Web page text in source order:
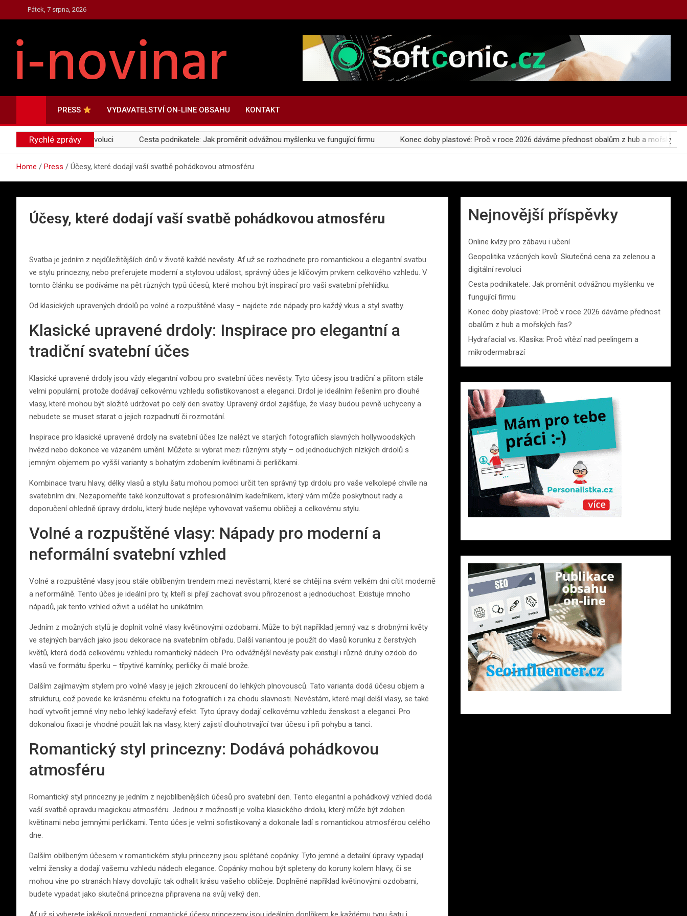
to
Pátek, 7 srpna, 2026
PRESS.I-NOVINAR.CZ
PRESS VYDAVATELSTVÍ ON-LINE OBSAHU KONTAKT
Rychlé zprávy
zelenou a digitální revoluci Cesta podnikatele: Jak proměnit odvážnou myšlenku ve fungující firmu Konec doby plastové: Proč v roce 2026 dáváme přednost obalům z hub a mořských řas?
Home Press Účesy, které dodají vaší svatbě pohádkovou atmosféru
Účesy, které dodají vaší svatbě pohádkovou atmosféru
Svatba je jedním z nejdůležitějších dnů v životě každé nevěsty. Ať už se rozhodnete pro romantickou a elegantní svatbu
ve stylu princezny, nebo preferujete moderní a stylovou událost, správný účes je klíčovým prvkem celkového vzhledu. V
tomto článku se podíváme na pět různých typů účesů, které mohou být inspirací pro vaši svatební přehlídku.
Od klasických upravených drdolů po volné a rozpuštěné vlasy – najdete zde nápady pro každý vkus a styl svatby.
Klasické upravené drdoly: Inspirace pro elegantní a
tradiční svatební účes
Klasické upravené drdoly jsou vždy elegantní volbou pro svatební účes nevěsty. Tyto účesy jsou tradiční a přitom stále
velmi populární, protože dodávají celkovému vzhledu sofistikovanost a eleganci. Drdol je ideálním řešením pro dlouhé
vlasy, které mohou být složité udržovat po celý den svatby. Upravený drdol zajišťuje, že vlasy budou pevně uchyceny a
nebudete se muset starat o jejich rozpadnutí či rozmotání.
Inspirace pro klasické upravené drdoly na svatební účes lze nalézt ve starých fotografiích slavných hollywoodských
hvězd nebo dokonce ve vázaném umění. Můžete si vybrat mezi různými styly – od jednoduchých nízkých drdolů s
jemným objemem po vyšší varianty s bohatým zdobením květinami či perličkami.
Kombinace tvaru hlavy, délky vlasů a stylu šatu mohou pomoci určit ten správný typ drdolu pro vaše velkolepé chvíle na
svatebním dni. Nezapomeňte také konzultovat s profesionálním kadeřníkem, který vám může poskytnout rady a
doporučení ohledně úpravy drdolu, který bude nejlépe vyhovovat vašemu obličeji a celkovému stylu.
Volné a rozpuštěné vlasy: Nápady pro moderní a
neformální svatební vzhled
Volné a rozpuštěné vlasy jsou stále oblíbeným trendem mezi nevěstami, které se chtějí na svém velkém dni cítit moderně
a neformálně. Tento účes je ideální pro ty, kteří si přejí zachovat svou přirozenost a jednoduchost. Existuje mnoho
nápadů, jak tento vzhled oživit a udělat ho unikátním.
Jedním z možných stylů je doplnit volné vlasy květinovými ozdobami. Může to být například jemný vaz s drobnými květy
ve stejných barvách jako jsou dekorace na svatebním obřadu. Další variantou je použít do vlasů korunku z čerstvých
květů, která dodá celkovému vzhledu romantický nádech. Pro odvážnější nevěsty pak existují i různé druhy ozdob do
vlasů ve formátu šperku – třpytivé kamínky, perličky či malé brože.
Dalším zajímavým stylem pro volné vlasy je jejich zkroucení do lehkých plnovousců. Tato varianta dodá účesu objem a
strukturu, což povede ke krásnému efektu na fotografiích i za chodu slavnosti. Nevéstám, které mají delší vlasy, se také
hodí vytvořit jemné vlny nebo lehký kadeřavý efekt. Tyto úpravy dodají celkovému vzhledu ženskost a eleganci. Pro
dokonalou fixaci je vhodné použít lak na vlasy, který zajistí dlouhotrvající tvar účesu i při pohybu a tanci.
Romantický styl princezny: Dodává pohádkovou
atmosféru
Romantický styl princezny je jedním z nejoblíbenějších účesů pro svatební den. Tento elegantní a pohádkový vzhled dodá
vaší svatbě opravdu magickou atmosféru. Jednou z možností je volba klasického drdolu, který může být zdoben
květinami nebo jemnými perličkami. Tento účes je velmi sofistikovaný a dokonale ladí s romantickou atmosférou celého
dne.
Dalším oblíbeným účesem v romantickém stylu princezny jsou splétané copánky. Tyto jemné a detailní úpravy vypadají
velmi žensky a dodají vašemu vzhledu nádech elegance. Copánky mohou být spleteny do koruny kolem hlavy, či se
mohou vine po stranách hlavy dovolujíc tak odhalit krásu vašeho obličeje. Doplněné například květinovými ozdobami,
budete vypadat jako skutečná princezna připravena na svůj velký den.
Nejnovější příspěvky
Online kvízy pro zábavu i učení
Geopolitika vzácných kovů: Skutečná cena za zelenou a
digitální revoluci
Cesta podnikatele: Jak proměnit odvážnou myšlenku ve
fungující firmu
Konec doby plastové: Proč v roce 2026 dáváme přednost
obalům z hub a mořských řas?
Hydrafacial vs. Klasika: Proč vítězí nad peelingem a
mikrodermabrazí